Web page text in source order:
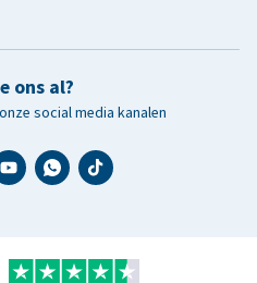
ons al?
social media kanalen